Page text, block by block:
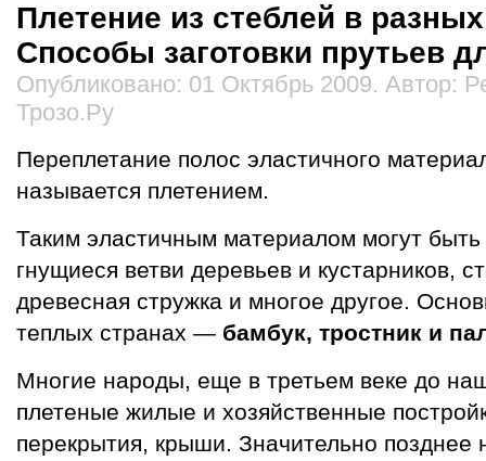
Плетение из стеблей в
Способы заготовки прутьев
Опубликовано: 01 Октябрь 2009. Автор:
Трозо.Ру
Переплетание полос эластичного
называется плетением.
Таким эластичным материалом могут быть
гнущиеся ветви деревьев и кустарников,
древесная стружка и многое другое.
теплых странах — бамбук, тростник и
Многие народы, еще в третьем веке до
плетеные жилые и хозяйственные
перекрытия, крыши. Значительно позднее